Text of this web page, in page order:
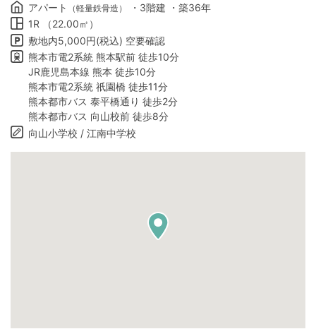
アパート （軽量鉄骨造）
・3階建 ・築36年
1R （22.00㎡）
敷地内5,000円(税込) 空要確認
熊本市電2系統 熊本駅前 徒歩10分
JR鹿児島本線 熊本 徒歩10分
熊本市電2系統 祇園橋 徒歩11分
熊本都市バス 泰平橋通り 徒歩2分
熊本都市バス 向山校前 徒歩8分
向山小学校 / 江南中学校